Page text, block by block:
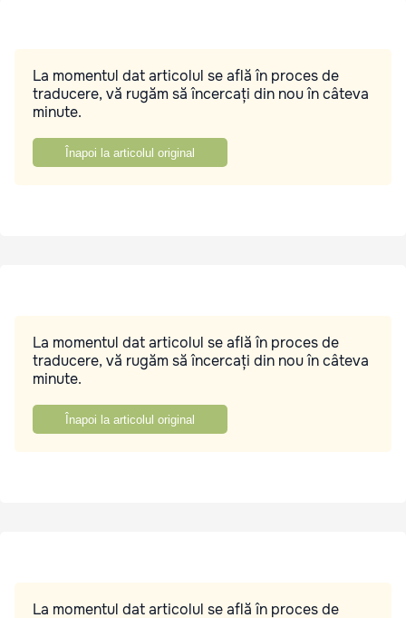
La momentul dat articolul se află în proces de
traducere, vă rugăm să încercați din nou în câteva
minute.
Înapoi la articolul original
La momentul dat articolul se află în proces de
traducere, vă rugăm să încercați din nou în câteva
minute.
Înapoi la articolul original
La momentul dat articolul se află în proces de